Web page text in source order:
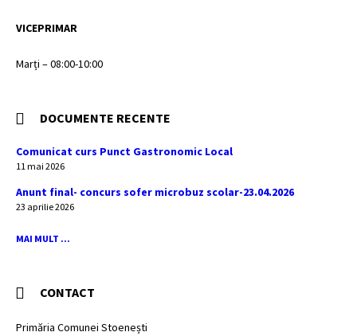
VICEPRIMAR
Marți – 08:00-10:00
DOCUMENTE RECENTE
Comunicat curs Punct Gastronomic Local
11 mai 2026
Anunt final- concurs sofer microbuz scolar-23.04.2026
23 aprilie 2026
MAI MULT ...
CONTACT
Primăria Comunei Stoenești